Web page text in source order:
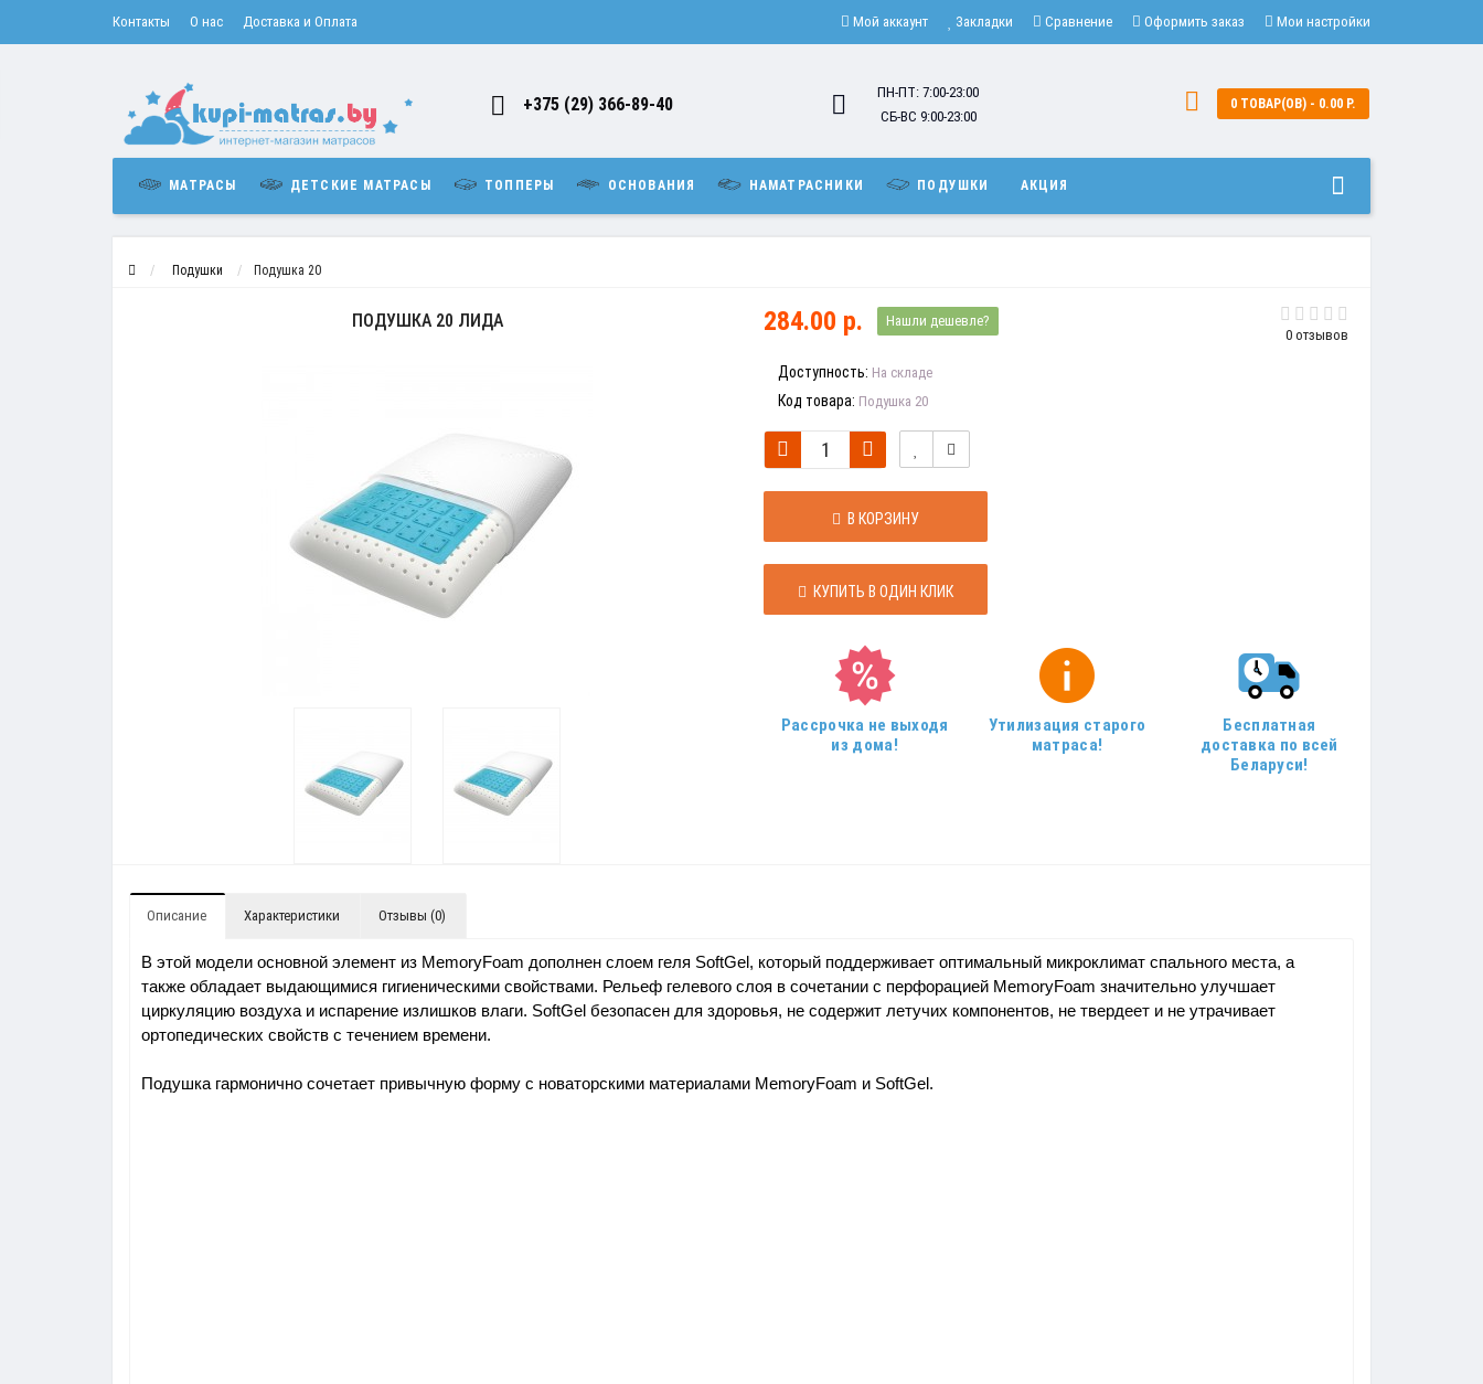
Контакты О нас Доставка и Оплата Мой аккаунт Закладки Сравнение Оформить заказ Мои настройки
+375 (29) 366-89-40
ПН-ПТ: 7:00-23:00
СБ-ВС 9:00-23:00
0 ТОВАР(ОВ) - 0.00 Р.
МАТРАСЫ ДЕТСКИЕ МАТРАСЫ ТОППЕРЫ ОСНОВАНИЯ НАМАТРАСНИКИ ПОДУШКИ АКЦИЯ
Подушки Подушка 20
ПОДУШКА 20 ЛИДА
0 отзывов
284.00 р. Нашли дешевле?
Доступность: На складе
Код товара: Подушка 20
В КОРЗИНУ
КУПИТЬ В ОДИН КЛИК
Рассрочка не выходя
из дома!
Утилизация старого
матраса!
Бесплатная
доставка по всей
Беларуси!
Описание Характеристики Отзывы (0)
В этой модели основной элемент из MemoryFoam дополнен слоем геля SoftGel, который поддерживает оптимальный микроклимат спального места, а
также обладает выдающимися гигиеническими свойствами. Рельеф гелевого слоя в сочетании с перфорацией MemoryFoam значительно улучшает
циркуляцию воздуха и испарение излишков влаги. SoftGel безопасен для здоровья, не содержит летучих компонентов, не твердеет и не утрачивает
ортопедических свойств с течением времени.
Подушка гармонично сочетает привычную форму с новаторскими материалами MemoryFoam и SoftGel.